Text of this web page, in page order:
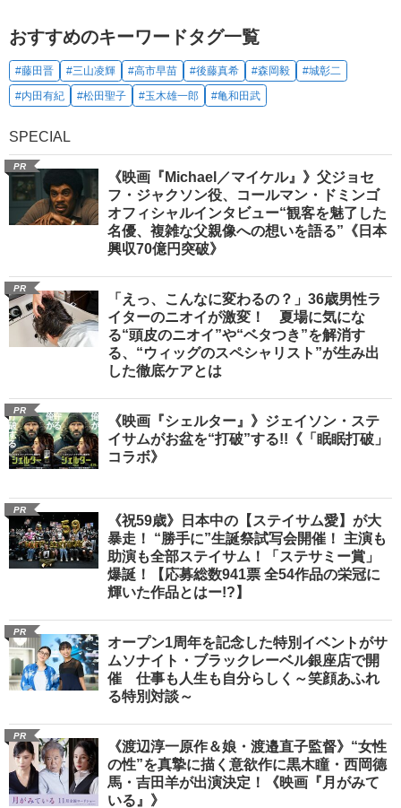
おすすめのキーワードタグ一覧
#藤田晋 #三山凌輝 #高市早苗 #後藤真希 #森岡毅
#城彰二
#内田有紀
#松田聖子 #玉木雄一郎 #亀和田武
SPECIAL
PR
《映画『Michael／マイケル』》父ジョセ
フ・ジャクソン役、コールマン・ドミンゴ
オフィシャルインタビュー“観客を魅了した
名優、複雑な父親像への想いを語る”《日本
興収70億円突破》
PR
「えっ、こんなに変わるの？」36歳男性ラ
イターのニオイが激変！ 夏場に気にな
る“頭皮のニオイ”や“ベタつき”を解消す
る、“ウィッグのスペシャリスト”が生み出
した徹底ケアとは
PR
《映画『シェルター』》ジェイソン・ステ
イサムがお盆を“打破”する!!《「眠眠打破」
コラボ》
PR
《祝59歳》日本中の【ステイサム愛】が大
暴走！ “勝手に”生誕祭試写会開催！ 主演も
助演も全部ステイサム！「ステサミー賞」
爆誕！【応募総数941票 全54作品の栄冠に
輝いた作品とはー!?】
PR
オープン1周年を記念した特別イベントがサ
ムソナイト・ブラックレーベル銀座店で開
催 仕事も人生も自分らしく～笑顔あふれ
る特別対談～
PR
《渡辺淳一原作＆娘・渡邉直子監督》“女性
の性”を真摯に描く意欲作に黒木瞳・西岡德
馬・吉田羊が出演決定！《映画『月がみて
いる』》